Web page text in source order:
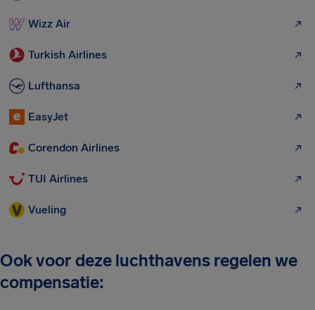
Wizz Air
Turkish Airlines
Lufthansa
EasyJet
Corendon Airlines
TUI Airlines
Vueling
Ook voor deze luchthavens regelen we
compensatie: